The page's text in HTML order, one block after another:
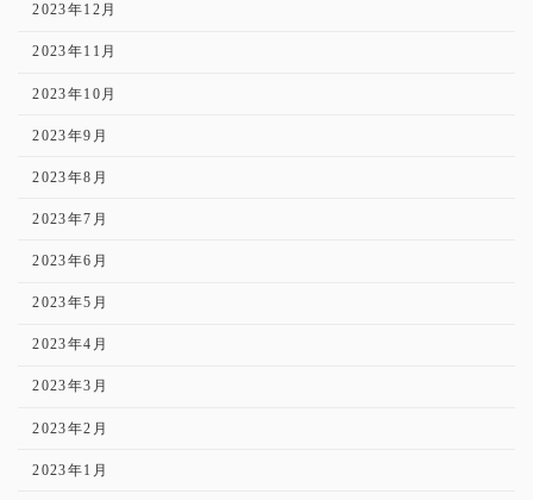
2023年12月
2023年11月
2023年10月
2023年9月
2023年8月
2023年7月
2023年6月
2023年5月
2023年4月
2023年3月
2023年2月
2023年1月